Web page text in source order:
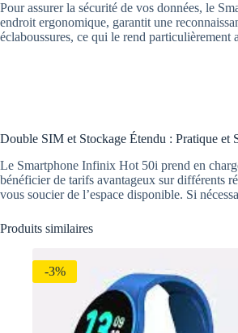
Pour assurer la sécurité de vos données, le
endroit ergonomique, garantit une
éclaboussures, ce qui le rend particulièrement
Double SIM et Stockage Étendu : Pratique et
Le Smartphone Infinix Hot 50i prend en
bénéficier de tarifs avantageux sur différents
vous soucier de l’espace disponible. Si
Produits similaires
-3%